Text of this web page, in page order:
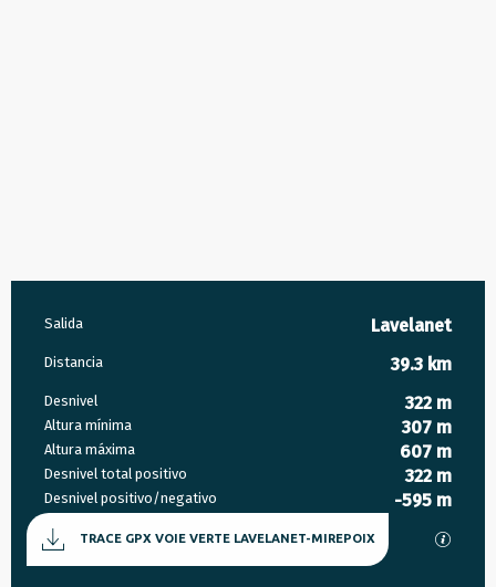
Información práctica
Salida Lavelanet
Distancia 39.3 km
Desnivel 322 m
Altura mínima 307 m
Altura máxima 607 m
Desnivel total positivo 322 m
Desnivel positivo/negativo -595 m
Documentación
TRACE GPX VOIE VERTE LAVELANET-MIREPOIX Los